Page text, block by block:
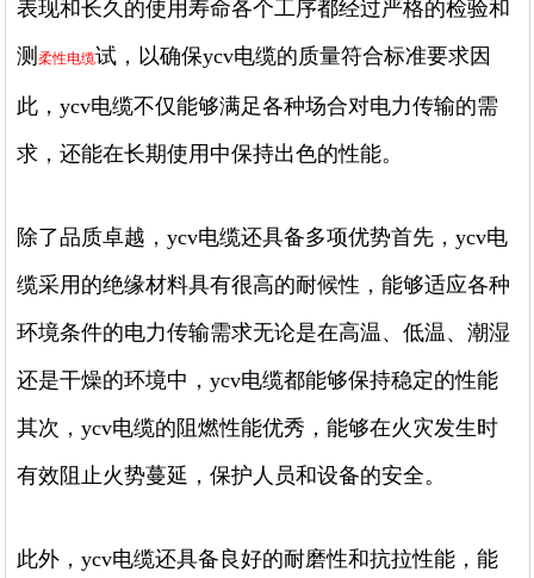
表现和长久的使用寿命各个工序都经过严格的检验和
测柔性电缆试，以确保ycv电缆的质量符合标准要求因
此，ycv电缆不仅能够满足各种场合对电力传输的需
求，还能在长期使用中保持出色的性能。
除了品质卓越，ycv电缆还具备多项优势首先，ycv电
缆采用的绝缘材料具有很高的耐候性，能够适应各种
环境条件的电力传输需求无论是在高温、低温、潮湿
还是干燥的环境中，ycv电缆都能够保持稳定的性能
其次，ycv电缆的阻燃性能优秀，能够在火灾发生时
有效阻止火势蔓延，保护人员和设备的安全。
此外，ycv电缆还具备良好的耐磨性和抗拉性能，能